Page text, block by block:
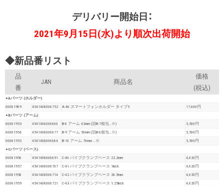
デリバリー開始日：
2021年9月15日(水)より順次出荷開始
◆新品番リスト
品
番
JAN 商品名
価格
(税込)
●Aパーツ (ホルダー)
00081969
4541408006752 A-46 スマートフォンホルダー タイプ5
17,600円
●Bパーツ (アーム)
00081953
4541408006660 B-8 アーム 42mm (旧B-7相当…※)
5,500円
00081954
4541408006677 B-9 アーム 56mm (旧B-6相当…※)
5,500円
00081955
4541408006684 B-10 アーム 76mm …※
5,500円
●Cパーツ (ベース)
00081956
4541408006691 C-40 パイプクランプベース 22.2mm
4,620円
00081957
4541408006707 C-41 パイプクランプベース 1inch
4,620円
00081958
4541408006714 C-42 パイプクランプベース 28.5mm
4,620円
00081959
4541408006721 C-43 パイプクランプベース 1.25inch
4,620円